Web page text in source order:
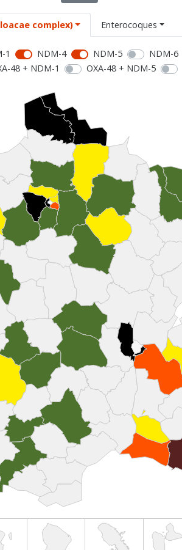
complex) Enterocoques
1 NDM-4 NDM-5 NDM-6
48 + NDM-1 OXA-48 + NDM-5